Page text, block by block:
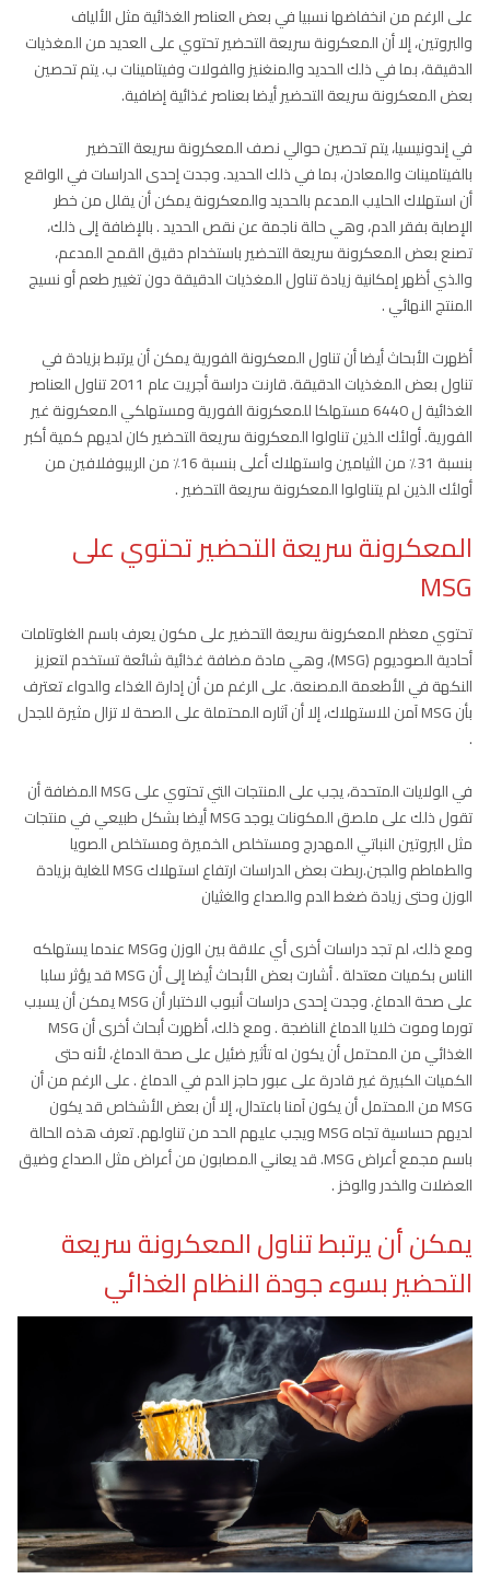
على الرغم من انخفاضها نسبيا في بعض العناصر الغذائية مثل الألياف
والبروتين، إلا أن المعكرونة سريعة التحضير تحتوي على العديد من المغذيات
الدقيقة، بما في ذلك الحديد والمنغنيز والفولات وفيتامينات ب. يتم تحصين
بعض المعكرونة سريعة التحضير أيضا بعناصر غذائية إضافية.
في إندونيسيا، يتم تحصين حوالي نصف المعكرونة سريعة التحضير
بالفيتامينات والمعادن، بما في ذلك الحديد. وجدت إحدى الدراسات في الواقع
أن استهلاك الحليب المدعم بالحديد والمعكرونة يمكن أن يقلل من خطر
الإصابة بفقر الدم، وهي حالة ناجمة عن نقص الحديد . بالإضافة إلى ذلك،
تصنع بعض المعكرونة سريعة التحضير باستخدام دقيق القمح المدعم،
والذي أظهر إمكانية زيادة تناول المغذيات الدقيقة دون تغيير طعم أو نسيج
المنتج النهائي .
أظهرت الأبحاث أيضا أن تناول المعكرونة الفورية يمكن أن يرتبط بزيادة في
تناول بعض المغذيات الدقيقة. قارنت دراسة أجريت عام 2011 تناول العناصر
الغذائية ل 6440 مستهلكا للمعكرونة الفورية ومستهلكي المعكرونة غير
الفورية. أولئك الذين تناولوا المعكرونة سريعة التحضير كان لديهم كمية أكبر
بنسبة 31٪ من الثيامين واستهلاك أعلى بنسبة 16٪ من الريبوفلافين من
أولئك الذين لم يتناولوا المعكرونة سريعة التحضير .
المعكرونة سريعة التحضير تحتوي على
MSG
تحتوي معظم المعكرونة سريعة التحضير على مكون يعرف باسم الغلوتامات
أحادية الصوديوم (MSG)، وهي مادة مضافة غذائية شائعة تستخدم لتعزيز
النكهة في الأطعمة المصنعة. على الرغم من أن إدارة الغذاء والدواء تعترف
بأن MSG آمن للاستهلاك، إلا أن آثاره المحتملة على الصحة لا تزال مثيرة للجدل
.
في الولايات المتحدة، يجب على المنتجات التي تحتوي على MSG المضافة أن
تقول ذلك على ملصق المكونات يوجد MSG أيضا بشكل طبيعي في منتجات
مثل البروتين النباتي المهدرج ومستخلص الخميرة ومستخلص الصويا
والطماطم والجبن.ربطت بعض الدراسات ارتفاع استهلاك MSG للغاية بزيادة
الوزن وحتى زيادة ضغط الدم والصداع والغثيان
ومع ذلك، لم تجد دراسات أخرى أي علاقة بين الوزن وMSG عندما يستهلكه
الناس بكميات معتدلة . أشارت بعض الأبحاث أيضا إلى أن MSG قد يؤثر سلبا
على صحة الدماغ. وجدت إحدى دراسات أنبوب الاختبار أن MSG يمكن أن يسبب
تورما وموت خلايا الدماغ الناضجة . ومع ذلك، أظهرت أبحاث أخرى أن MSG
الغذائي من المحتمل أن يكون له تأثير ضئيل على صحة الدماغ، لأنه حتى
الكميات الكبيرة غير قادرة على عبور حاجز الدم في الدماغ . على الرغم من أن
MSG من المحتمل أن يكون آمنا باعتدال، إلا أن بعض الأشخاص قد يكون
لديهم حساسية تجاه MSG ويجب عليهم الحد من تناولهم. تعرف هذه الحالة
باسم مجمع أعراض MSG. قد يعاني المصابون من أعراض مثل الصداع وضيق
العضلات والخدر والوخز .
يمكن أن يرتبط تناول المعكرونة سريعة
التحضير بسوء جودة النظام الغذائي